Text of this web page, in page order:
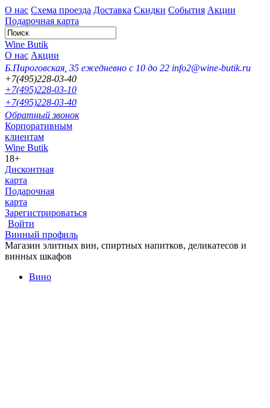
О нас Схема проезда Доставка Скидки События Акции
Подарочная карта
Wine Butik
О нас Акции
Б.Пироговская, 35 ежедневно с 10 до 22 info2@wine-butik.ru
+7(495)228-03-40
+7(495)228-03-10
+7(495)228-03-40
Обратный звонок
Корпоративным
клиентам
Wine Butik
18+
Дисконтная
карта
Подарочная
карта
Зарегистрироваться
Войти
Винный профиль
Магазин элитных вин, спиртных напитков, деликатесов и
винных шкафов
Вино